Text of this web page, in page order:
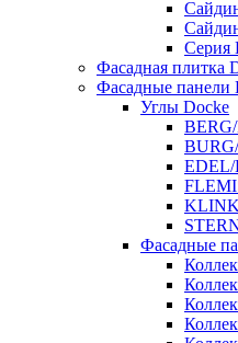
Серия
Фасадная плитка
Фасадные панели
Углы Docke
Фасадные